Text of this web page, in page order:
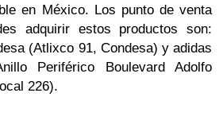
en México. Los punto de venta
adquirir estos productos son:
(Atlixco 91, Condesa) y adidas
Periférico Boulevard Adolfo
226).